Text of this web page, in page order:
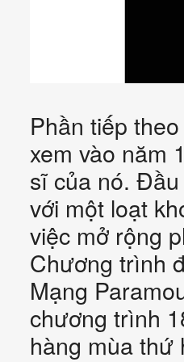
Phần tiếp
xem vào năm
sĩ của nó.
với một loạt
việc mở rộng
Chương trình
Mạng
chương trình
hàng mùa thứ